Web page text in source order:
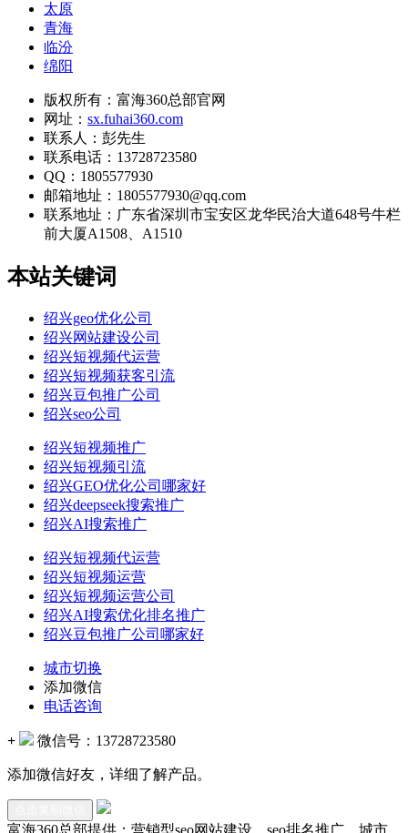
太原
青海
临汾
绵阳
版权所有：富海360总部官网
网址： sx.fuhai360.com
联系人：彭先生
联系电话：13728723580
QQ：1805577930
邮箱地址：1805577930@qq.com
联系地址： 广东省深圳市宝安区龙华民治大道648号牛栏
前大厦A1508、A1510
本站关键词
绍兴geo优化公司
绍兴网站建设公司
绍兴短视频代运营
绍兴短视频获客引流
绍兴豆包推广公司
绍兴seo公司
绍兴短视频推广
绍兴短视频引流
绍兴GEO优化公司哪家好
绍兴deepseek搜索推广
绍兴AI搜索推广
绍兴短视频代运营
绍兴短视频运营
绍兴短视频运营公司
绍兴AI搜索优化排名推广
绍兴豆包推广公司哪家好
城市切换
添加微信
电话咨询
+ 微信号： 13728723580
添加微信好友，详细了解产品。
富海360总部提供：营销型seo网站建设，seo排名推广，城市